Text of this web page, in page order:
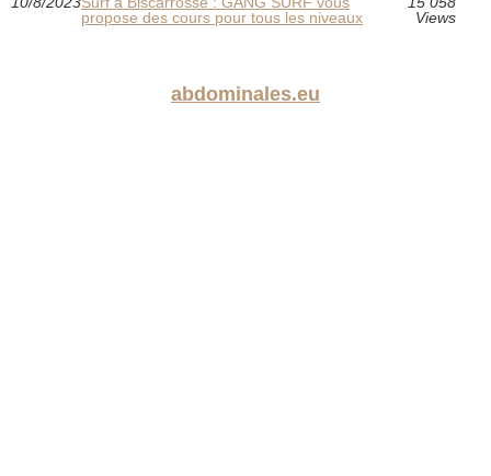
propose des cours pour tous les niveaux
Views
abdominales.eu